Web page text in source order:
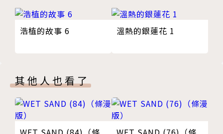
浩植的故事 6 溫熱的銀蓮花 1
其他人也看了